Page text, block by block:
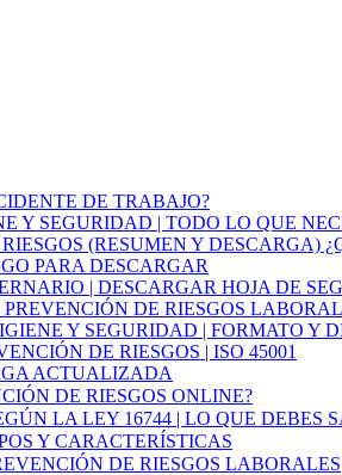
DE TRABAJO?
Y SEGURIDAD | TODO LO QUE
(RESUMEN Y DESCARGA)
PARA DESCARGAR
| DESCARGAR HOJA DE
DE RIESGOS
Y SEGURIDAD | FORMATO Y
DE RIESGOS | ISO 45001
ACTUALIZADA
DE RIESGOS ONLINE?
LA LEY 16744 | LO QUE DEBES
Y CARACTERÍSTICAS
DE RIESGOS LABORALES